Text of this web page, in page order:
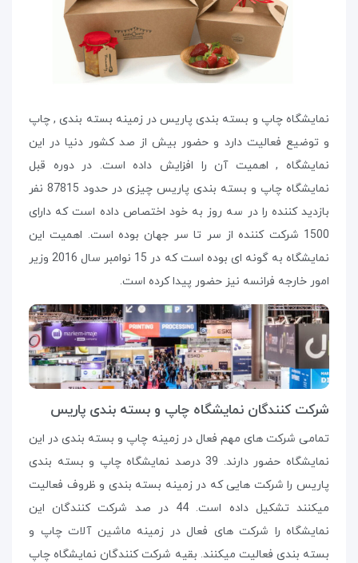
نمایشگاه چاپ و بسته بندی پاریس در زمینه بسته بندی , چاپ
و توضیع فعالیت دارد و حضور بیش از صد کشور دنیا در این
نمایشگاه , اهمیت آن را افزایش داده است. در دوره قبل
نمایشگاه چاپ و بسته بندی پاریس چیزی در حدود 87815 نفر
بازدید کننده را در سه روز به خود اختصاص داده است که دارای
1500 شرکت کننده از سر تا سر جهان بوده است. اهمیت این
نمایشگاه به گونه ای بوده است که در 15 نوامبر سال 2016 وزیر
امور خارجه فرانسه نیز حضور پیدا کرده است.
شرکت کنندگان نمایشگاه چاپ و بسته بندی پاریس
تمامی شرکت های مهم فعال در زمینه چاپ و بسته بندی در این
نمایشگاه حضور دارند. 39 درصد نمایشگاه چاپ و بسته بندی
پاریس را شرکت هایی که در زمینه بسته بندی و ظروف فعالیت
میکنند تشکیل داده است. 44 در صد شرکت کنندگان این
نمایشگاه را شرکت های فعال در زمینه ماشین آلات چاپ و
بسته بندی فعالیت میکنند. بقیه شرکت کنندگان نمایشگاه چاپ